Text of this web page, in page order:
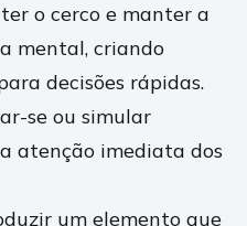
o cerco e manter a
mental, criando
decisões rápidas.
se ou simular
atenção imediata dos
um elemento que